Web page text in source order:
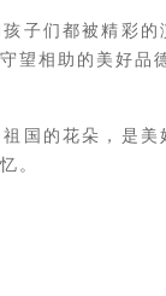
子们都被精彩
望相助的美好品
国的花朵，是
。